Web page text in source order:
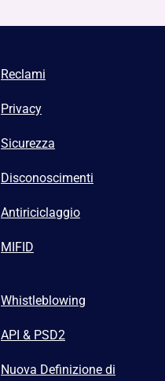
Reclami
Privacy
Sicurezza
Disconoscimenti
Antiriciclaggio
MIFID
Whistleblowing
API & PSD2
Nuova Definizione di